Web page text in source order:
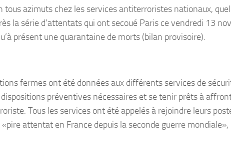
tous azimuts chez les services antiterroristes nationaux,
la série d’attentats qui ont secoué Paris ce vendredi 13
présent une quarantaine de morts (bilan provisoire).
fermes ont été données aux différents services de
préventives nécessaires et se tenir prêts à
Tous les services ont été appelés à rejoindre leurs
attentat en France depuis la seconde guerre mondiale»,